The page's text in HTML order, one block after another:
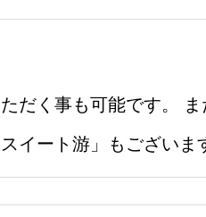
だく事も可能です。
イート游」もございま